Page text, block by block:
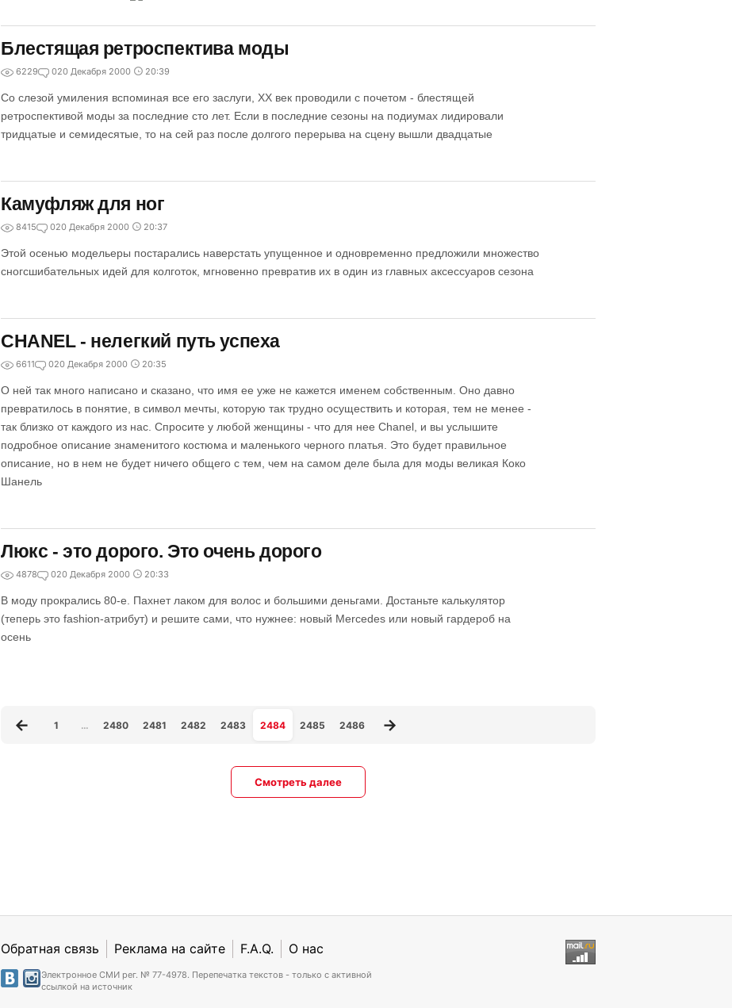
Блестящая ретроспектива моды
6229 020 Декабря 2000 20:39
Со слезой умиления вспоминая все его заслуги, XX век проводили с почетом - блестящей
ретроспективой моды за последние сто лет. Если в последние сезоны на подиумах лидировали
тридцатые и семидесятые, то на сей раз после долгого перерыва на сцену вышли двадцатые
Камуфляж для ног
8415 020 Декабря 2000 20:37
Этой осенью модельеры постарались наверстать упущенное и одновременно предложили множество
сногсшибательных идей для колготок, мгновенно превратив их в один из главных аксессуаров сезона
CHANEL - нелегкий путь успеха
6611 020 Декабря 2000 20:35
О ней так много написано и сказано, что имя ее уже не кажется именем собственным. Оно давно
превратилось в понятие, в символ мечты, которую так трудно осуществить и которая, тем не менее -
так близко от каждого из нас. Спросите у любой женщины - что для нее Chanel, и вы услышите
подробное описание знаменитого костюма и маленького черного платья. Это будет правильное
описание, но в нем не будет ничего общего с тем, чем на самом деле была для моды великая Коко
Шанель
Люкс - это дорого. Это очень дорого
4878 020 Декабря 2000 20:33
В моду прокрались 80-е. Пахнет лаком для волос и большими деньгами. Достаньте калькулятор
(теперь это fashion-атрибут) и решите сами, что нужнее: новый Mercedes или новый гардероб на
осень
1 … 2480 2481 2482 2483 2484 2485 2486
Смотреть далее
Обратная связь Реклама на сайте F.A.Q. О нас
Электронное СМИ рег. № 77-4978. Перепечатка текстов - только с активной
ссылкой на источник